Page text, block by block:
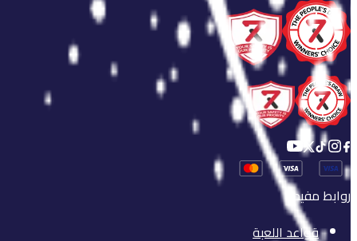
روابط مفيدة
قواعد اللعبة